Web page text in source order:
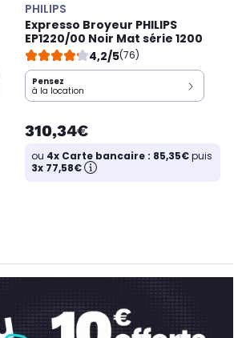
PHILIPS
Expresso Broyeur PHILIPS
EP1220/00 Noir Mat série 1200
4,2/5(76)
Pensez
à la location
310,34€
ou 4x Carte bancaire : 85,35€puis
3x 77,58€